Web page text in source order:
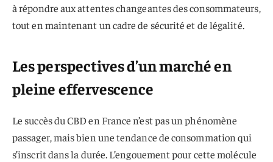
à répondre aux attentes changeantes des consommateurs,
tout en maintenant un cadre de sécurité et de légalité.
Les perspectives d’un marché en
pleine effervescence
Le succès du CBD en France n’est pas un phénomène
passager, mais bien une tendance de consommation qui
s’inscrit dans la durée. L’engouement pour cette molécule